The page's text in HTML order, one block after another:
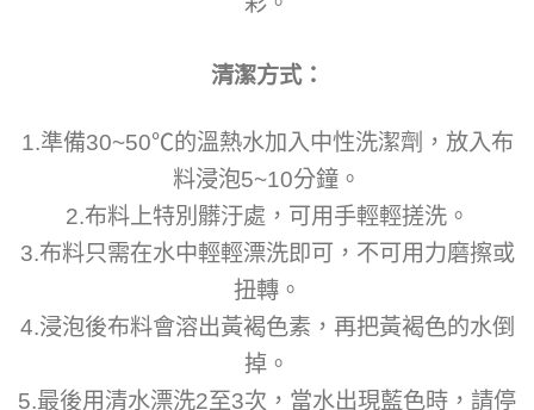
清潔方式：
1.準備30~50℃的溫熱水加入中性洗潔劑，放入布
料浸泡5~10分鐘。
2.布料上特別髒汙處，可用手輕輕搓洗。
3.布料只需在水中輕輕漂洗即可，不可用力磨擦或
扭轉。
4.浸泡後布料會溶出黃褐色素，再把黃褐色的水倒
掉。
5.最後用清水漂洗2至3次，當水出現藍色時，請停